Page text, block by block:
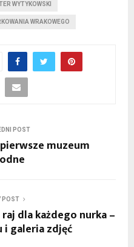
WYTYKOWSKI
WRAKOWEGO
POST
muzeum
POST
dla każdego nurka –
i galeria zdjęć